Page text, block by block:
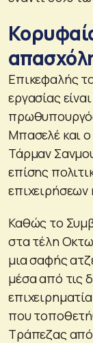
Επικεφαλής
εργασίας
Μπασελέ και
Τάρμαν
επίσης
επιχειρήσεων
Καθώς το
στα τέλη
μια σαφής
μέσα από τις
που
Τράπεζας